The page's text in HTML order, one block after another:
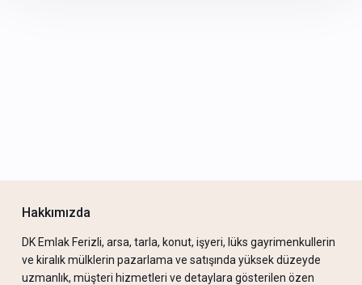
Hakkımızda
DK Emlak Ferizli, arsa, tarla, konut, işyeri, lüks gayrimenkullerin
ve kiralık mülklerin pazarlama ve satışında yüksek düzeyde
uzmanlık, müşteri hizmetleri ve detaylara gösterilen özen